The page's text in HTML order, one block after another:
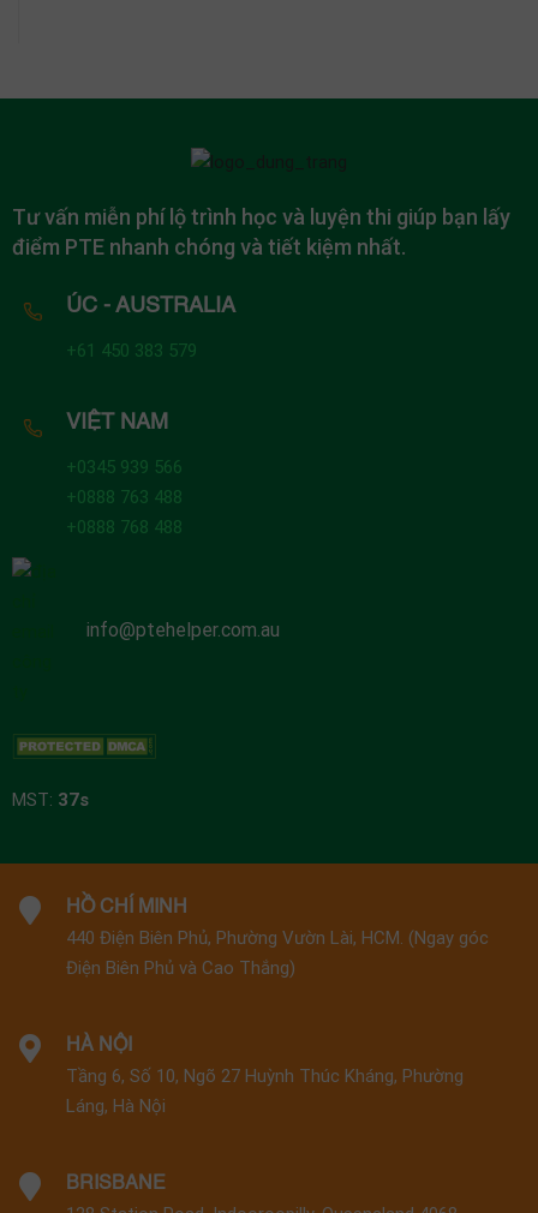
Tư vấn miễn phí lộ trình học và luyện thi giúp bạn lấy
điểm PTE nhanh chóng và tiết kiệm nhất.
ÚC - AUSTRALIA
+61 450 383 579
VIỆT NAM
+0345 939 566
+0888 763 488
+0888 768 488
info@ptehelper.com.au
MST: 37s
HỒ CHÍ MINH
440 Điện Biên Phủ, Phường Vườn Lài, HCM. (Ngay góc
Điện Biên Phủ và Cao Thắng)
HÀ NỘI
Tầng 6, Số 10, Ngõ 27 Huỳnh Thúc Kháng, Phường
Láng, Hà Nội
BRISBANE